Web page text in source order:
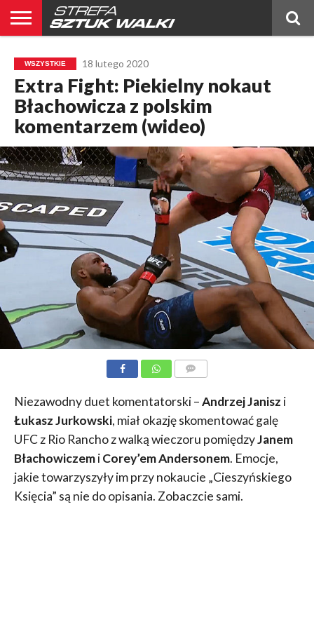
BLOG
BELTOR
NEWS
KICKBOXING
OGŁOSZENIA
POLSKIE
MMA
PUBLICYSTYKA
RANKING
MMA
RANKING
PL
RELACJE
ŚWIATOWE
MMA
WYWIADY
WSZYSTKIE 18 lutego 2020
Extra Fight: Piekielny nokaut
Błachowicza z polskim
komentarzem (wideo)
Niezawodny duet komentatorski –Andrzej Janisz i
Łukasz Jurkowski, miał okazję skomentować galę
UFC z Rio Rancho z walką wieczoru pomiędzyJanem
BłachowiczemiCorey’em Andersonem. Emocje,
jakie towarzyszyły im przy nokaucie „Cieszyńskiego
Księcia” są nie do opisania. Zobaczcie sami.